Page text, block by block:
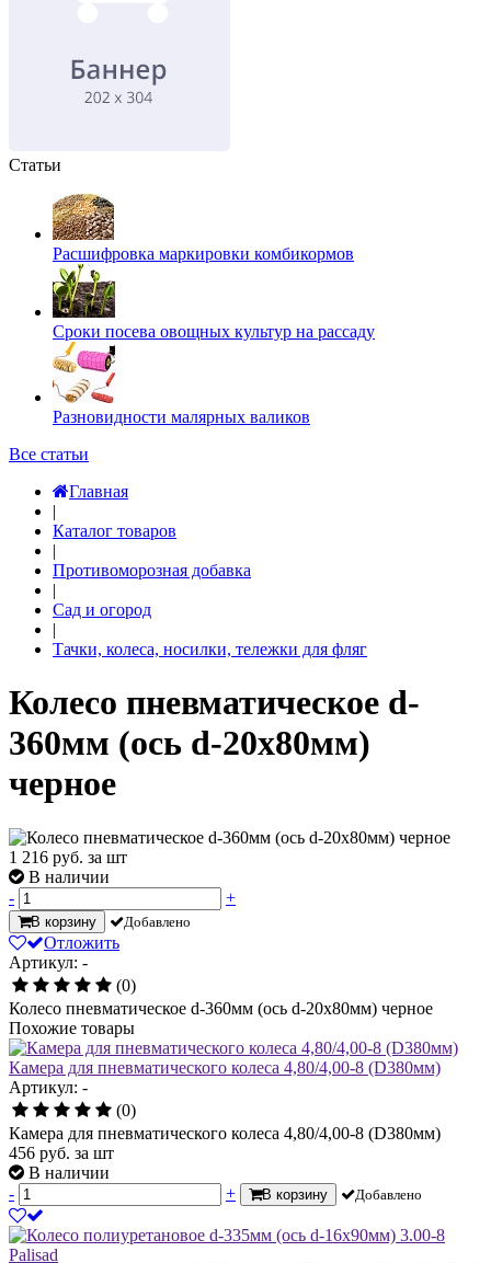
Статьи
Расшифровка маркировки комбикормов
Сроки посева овощных культур на рассаду
Разновидности малярных валиков
Все статьи
Главная
|
Каталог товаров
|
Противоморозная добавка
|
Сад и огород
|
Тачки, колеса, носилки, тележки для фляг
Колесо пневматическое d-
360мм (ось d-20х80мм)
черное
1 216 руб. за шт
В наличии
-
+
В корзину Добавлено
Отложить
Артикул: -
(0)
Колесо пневматическое d-360мм (ось d-20х80мм) черное
Похожие товары
Камера для пневматического колеса 4,80/4,00-8 (D380мм)
Артикул: -
(0)
Камера для пневматического колеса 4,80/4,00-8 (D380мм)
456 руб. за шт
В наличии
-
+ В корзину Добавлено